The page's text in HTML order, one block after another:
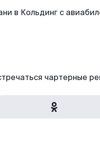
в Кольдинг с
чартерные